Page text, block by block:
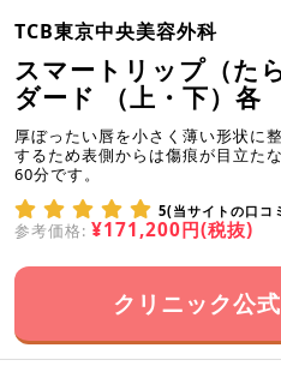
TCB東京中央美容外科
スマートリップ（た
ダード （上・下）各
厚ぼったい唇を小さく薄い形状に
するため表側からは傷痕が目立た
60分です。
5(当サイトの口コ
参考価格: ¥171,200円(税抜)
クリニック公